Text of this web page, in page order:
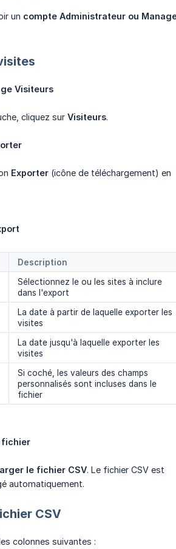
un compte Administrateur ou
Visiteurs
cliquez sur Visiteurs.
Exporter (icône de téléchargement) en
Description
Sélectionnez le ou les sites à inclure
dans l'export
La date à partir de laquelle exporter les
visites
La date jusqu'à laquelle exporter les
visites
Si coché, les valeurs des champs
personnalisés sont incluses dans le
fichier
fichier
le fichier CSV. Le fichier CSV est
automatiquement.
CSV
colonnes suivantes :